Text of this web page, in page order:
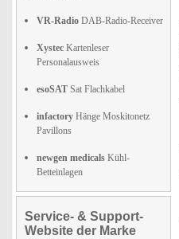
VR-Radio DAB-Radio-Receiver
Xystec Kartenleser
Personalausweis
esoSAT Sat Flachkabel
infactory Hänge Moskitonetz
Pavillons
newgen medicals Kühl-
Betteinlagen
Service- & Support-
Website der Marke